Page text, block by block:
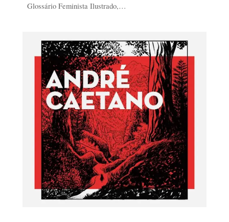
Glossário Feminista Ilustrado,…